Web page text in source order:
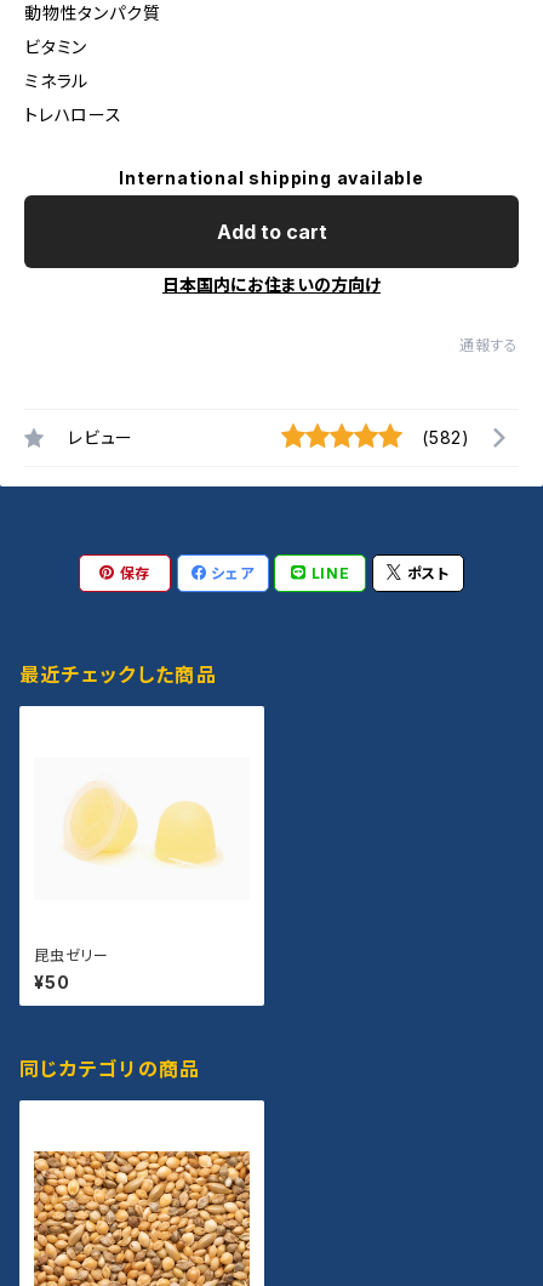
動物性タンパク質
ビタミン
ミネラル
トレハロース
International shipping available
Add to cart
日本国内にお住まいの方向け
通報する
レビュー (582)
保存 シェア LINE ポスト
最近チェックした商品
昆虫ゼリー
¥50
同じカテゴリの商品